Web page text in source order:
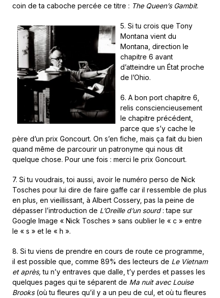
coin de ta caboche percée ce titre : The Queen’s Gambit.
5. Si tu crois que Tony
Montana vient du
Montana, direction le
chapitre 6 avant
d’atteindre un État proche
de l’Ohio.
6. A bon port chapitre 6,
relis consciencieusement
le chapitre précédent,
parce que s’y cache le
père d’un prix Goncourt. On s’en fiche, mais ça fait du bien
quand même de parcourir un patronyme qui nous dit
quelque chose. Pour une fois : merci le prix Goncourt.
7. Si tu voudrais, toi aussi, avoir le numéro perso de Nick
Tosches pour lui dire de faire gaffe car il ressemble de plus
en plus, en vieillissant, à Albert Cossery, pas la peine de
dépasser l’introduction de L’Oreille d’un sourd: tape sur
Google Image « Nick Tosches » sans oublier le « c » entre
le « s » et le « h ».
8. Si tu viens de prendre en cours de route ce programme,
il est possible que, comme 89% des lecteurs de Le Vietnam
et après, tu n’y entraves que dalle, t’y perdes et passes les
quelques pages qui te séparent de Ma nuit avec Louise
Brooks(où tu fleures qu’il y a un peu de cul, et où tu fleures